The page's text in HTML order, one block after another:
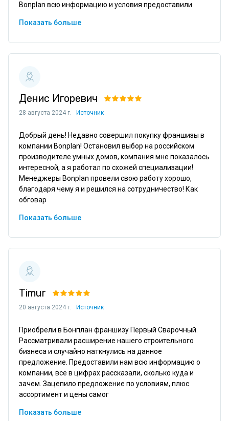
Bonplan всю информацию и условия предоставили
Показать больше
Денис Игоревич
28 августа 2024 г. Источник
Добрый день! Недавно совершил покупку франшизы в
компании Bonplan! Остановил выбор на российском
производителе умных домов, компания мне показалось
интересной, а я работал по схожей специализации!
Менеджеры Bonplan провели свою работу хорошо,
благодаря чему я и решился на сотрудничество! Как
обговар
Показать больше
Timur
20 августа 2024 г. Источник
Приобрели в Бонплан франшизу Первый Сварочный.
Рассматривали расширение нашего строительного
бизнеса и случайно наткнулись на данное
предложение. Предоставили нам всю информацию о
компании, все в цифрах рассказали, сколько куда и
зачем. Зацепило предложение по условиям, плюс
ассортимент и цены самог
Показать больше